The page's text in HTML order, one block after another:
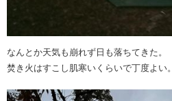
なんとか天気も崩れず日も落ちてきた。
焚き火はすこし肌寒いくらいで丁度よい。